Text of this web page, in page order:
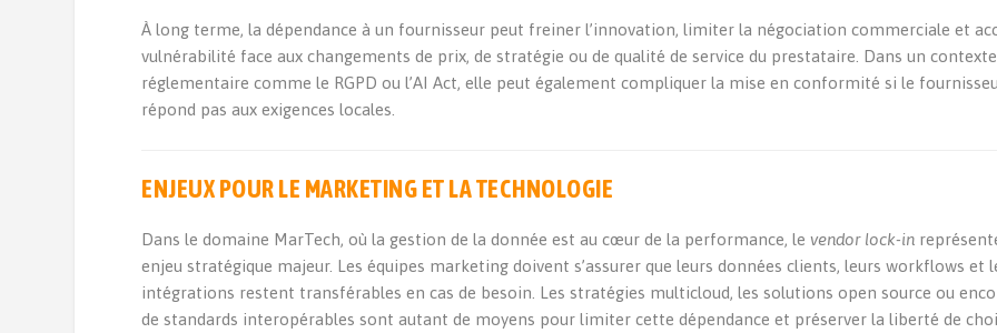
À long terme, la dépendance à un fournisseur peut freiner l’innovation, limiter la négociation commerciale et
vulnérabilité face aux changements de prix, de stratégie ou de qualité de service du prestataire. Dans un contexte
réglementaire comme le RGPD ou l’AI Act, elle peut également compliquer la mise en conformité si le
répond pas aux exigences locales.
ENJEUX POUR LE MARKETING ET LA TECHNOLOGIE
Dans le domaine MarTech, où la gestion de la donnée est au cœur de la performance, levendor lock-in
enjeu stratégique majeur. Les équipes marketing doivent s’assurer que leurs données clients, leurs workflows et
intégrations restent transférables en cas de besoin. Les stratégies multicloud, les solutions open source ou
de standards interopérables sont autant de moyens pour limiter cette dépendance et préserver la liberté de